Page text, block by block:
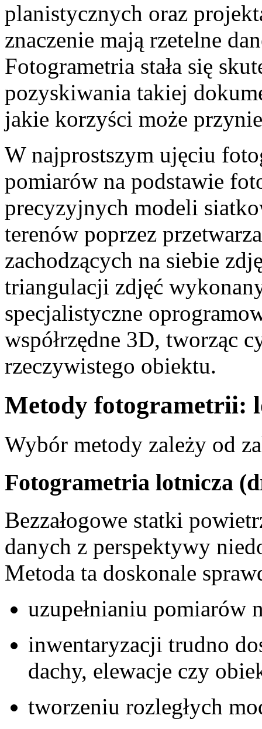
planistycznych oraz
znaczenie mają rzetelne
Fotogrametria stała się
pozyskiwania takiej
jakie korzyści może
W najprostszym ujęciu
pomiarów na podstawie
precyzyjnych modeli
terenów poprzez
zachodzących na siebie
triangulacji zdjęć
specjalistyczne
współrzędne 3D, tworząc
rzeczywistego obiektu.
Metody fotogrametrii:
Wybór metody zależy od
Fotogrametria lotnicza
Bezzałogowe statki
danych z perspektywy
Metoda ta doskonale
uzupełnianiu pomiarów
inwentaryzacji trudno
dachy, elewacje czy
tworzeniu rozległych